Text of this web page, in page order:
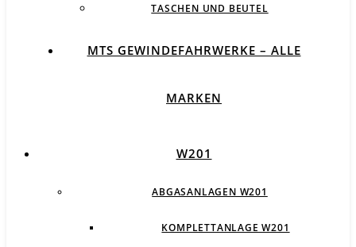
TASCHEN UND BEUTEL
MTS GEWINDEFAHRWERKE – ALLE
MARKEN
W201
ABGASANLAGEN W201
KOMPLETTANLAGE W201